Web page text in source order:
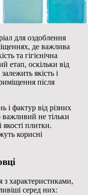
для оздоблення
де важлива
та гігієнічна
етап, оскільки від
якість і
після
і фактур від різних
важливий не тільки
якості плитки.
корисні
характеристиками,
серед них: